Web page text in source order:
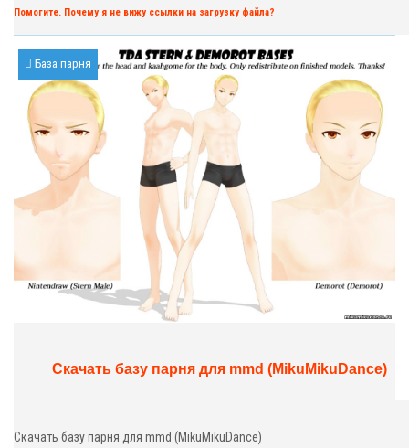
Помогите. Почему я не вижу ссылки на загрузку файла?
База парня
Скачать базу парня для mmd (MikuMikuDance)
Скачать базу парня для mmd (MikuMikuDance)